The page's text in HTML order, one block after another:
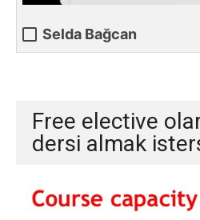
Selda Bağcan
Free elective
dersi almak